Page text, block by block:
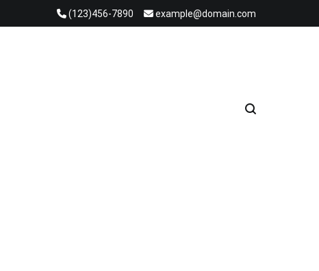
(123)456-7890 example@domain.com